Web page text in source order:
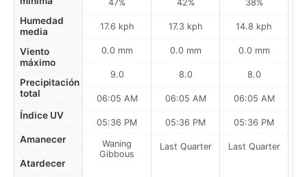
Humedad
media
Viento
máximo
Precipitación
total
Índice UV
Amanecer
Atardecer
47%
17.6 kph
0.0 mm
9.0
06:05 AM
05:36 PM
Waning
Gibbous
42%
17.3 kph
0.0 mm
8.0
06:05 AM
05:36 PM
Last Quarter
38%
14.8 kph
0.0 mm
8.0
06:05 AM
05:36 PM
Last Quarter